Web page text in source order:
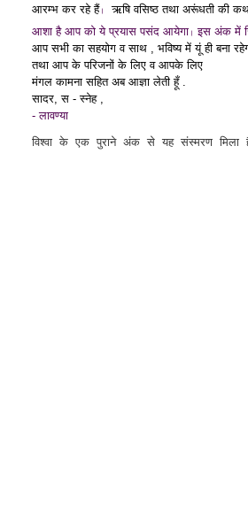
आरम्भ कर रहे हैं ।
ऋषि वसिष्ठ तथा अरूंधती की
आशा है आप को ये प्रयास पसंद आयेगा ।
इस अंक में
आप सभी का सहयोग व साथ , भविष्य में यूं ही बना
तथा आप के परिजनों के लिए व आपके लिए
मंगल कामना सहित अब आज्ञा लेती हूँ .
सादर, स - स्नेह ,
- लावण्या
विश्वा के एक पुराने अंक से यह संस्मरण